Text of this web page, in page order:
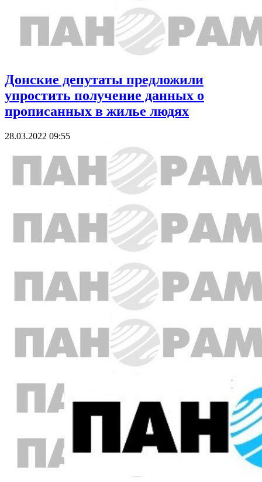
Донские депутаты предложили
упростить получение данных о
прописанных в жилье людях
28.03.2022 09:55